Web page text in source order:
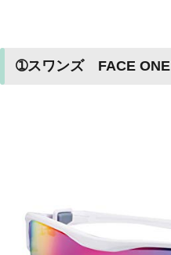
➀スワンズ FACE ONE